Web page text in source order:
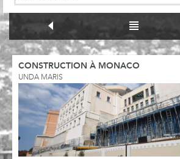
CONSTRUCTION À MONACO
UNDA MARIS